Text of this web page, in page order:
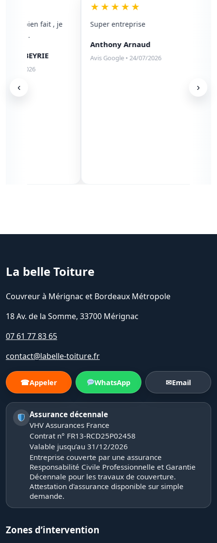
‹
bien fait , je
LABEYRIE
08/2026
★★★★★
Super entreprise
Anthony Arnaud
Avis Google • 24/07/2026
›
La belle Toiture
Couvreur à Mérignac et Bordeaux Métropole
18 Av. de la Somme, 33700 Mérignac
07 61 77 83 65
contact@labelle-toiture.fr
☎Appeler WhatsApp ✉Email
Assurance décennale
VHV Assurances France
Contrat n° FR13-RCD25P02458
Valable jusqu’au 31/12/2026
Entreprise couverte par une assurance
Responsabilité Civile Professionnelle et Garantie
Décennale pour les travaux de couverture.
Attestation d'assurance disponible sur simple
demande.
Zones d’intervention